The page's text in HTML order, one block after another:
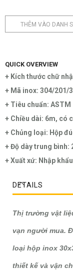
THÊM VÀO DANH
QUICK OVERVIEW
+ Kích thước chữ
+ Mã inox: 304/201/
+ Tiêu chuẩn: ASTM
+ Chiều dài: 6m, có
+ Chủng loại: Hộp
+ Độ dày trung bình:
+ Xuất xứ: Nhập khẩu
DETAILS
Thị trường vật
vạn người mua.
loại hộp inox
thiết kế và vận